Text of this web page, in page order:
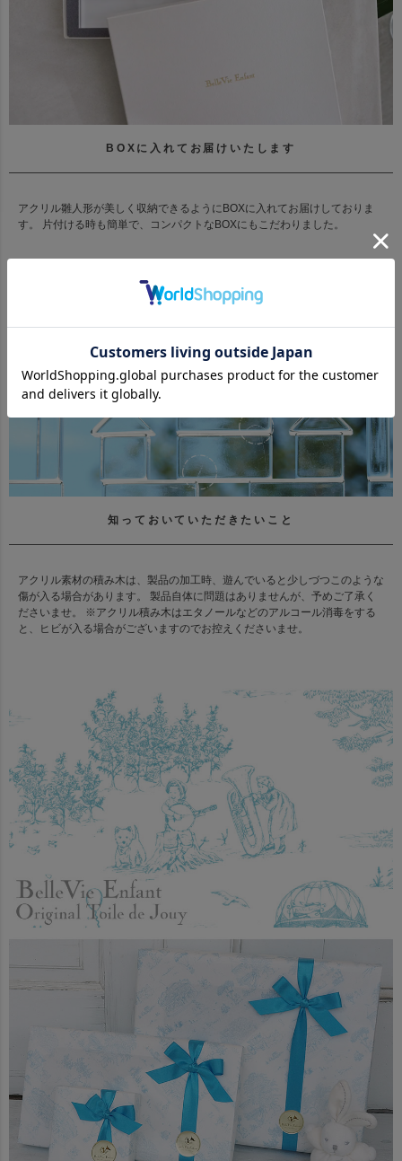
BOXに入れてお届けいたします
アクリル雛人形が美しく収納できるようにBOXに入れてお届けしておりま
す。 片付ける時も簡単で、コンパクトなBOXにもこだわりました。
知っておいていただきたいこと
アクリル素材の積み木は、製品の加工時、遊んでいると少しづつこのような
傷が入る場合があります。 製品自体に問題はありませんが、予めご了承く
ださいませ。 ※アクリル積み木はエタノールなどのアルコール消毒をする
と、ヒビが入る場合がございますのでお控えくださいませ。